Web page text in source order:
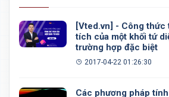
[Vted.vn] - Công
tích của một khối tứ
trường hợp đặc biệt
2017-04-22 01:26:30
Các phương pháp